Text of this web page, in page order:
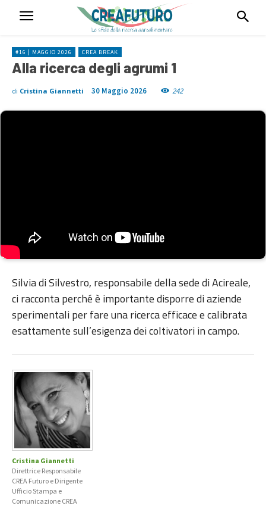
#16 | MAGGIO 2026 CREA BREAK
Alla ricerca degli agrumi 1
di Cristina Giannetti 30 Maggio 2026 242
Silvia di Silvestro, responsabile della sede di Acireale,
ci racconta perché è importante disporre di aziende
sperimentali per fare una ricerca efficace e calibrata
esattamente sull’esigenza dei coltivatori in campo.
Cristina Giannetti
Direttrice Responsabile
CREA Futuro e Dirigente
Ufficio Stampa e
Comunicazione CREA